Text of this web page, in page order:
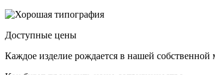
Доступные цены
Каждое изделие рождается в нашей